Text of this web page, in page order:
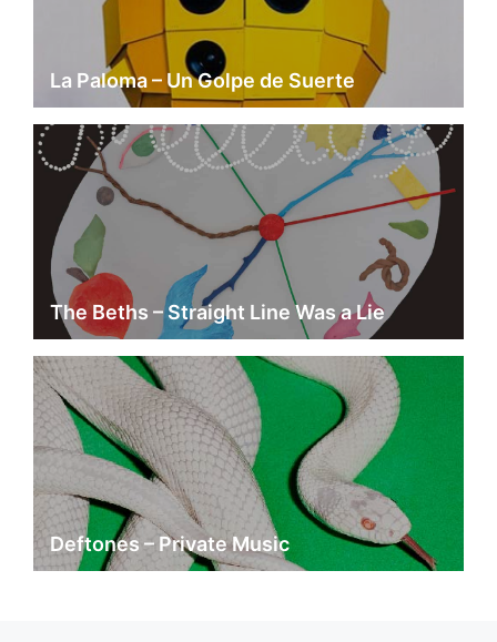
La Paloma – Un Golpe de Suerte
The Beths – Straight Line Was a Lie
Deftones – Private Music